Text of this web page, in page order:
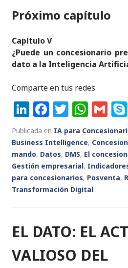
Próximo capítulo
Capítulo V
¿Puede un concesionario
dato a la Inteligencia
Comparte en tus redes
Li
n
k
e
dI
n
F
a
c
e
b
o
T
w
it
te
r
W
h
a
ts
A
p
G
m
ai
l
Publicada en IA para
Business Intelligence,
mando, Datos, DMS, El
Gestión empresarial,
para concesionarios, Posventa,
Transformación Digital
EL DATO: EL
VALIOSO DEL